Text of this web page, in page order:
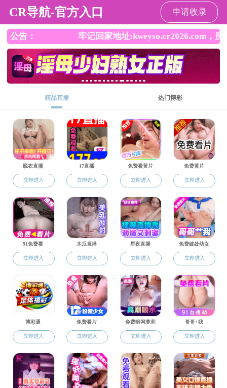
毛片
毛片概况 人才培养
人才培养
Talent Development 毛片 / 人才培养 /
研究生培养
博士后流动站
电子科学与技
电气工程博士
控制科学与工